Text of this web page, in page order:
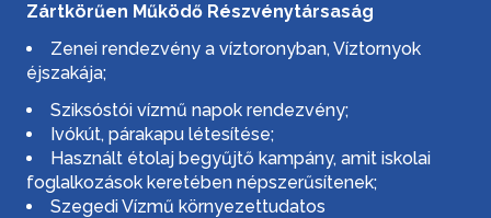
Zártkörűen Működő Részvénytársaság
Zenei rendezvény a víztoronyban, Víztornyok
éjszakája;
Sziksóstói vízmű napok rendezvény;
Ivókút, párakapu létesítése;
Használt étolaj begyűjtő kampány, amit iskolai
foglalkozások keretében népszerűsítenek;
Szegedi Vízmű környezettudatos